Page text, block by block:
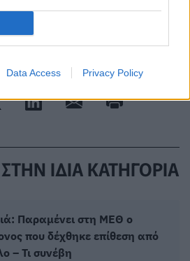
Data Access Privacy Policy
ΙΔΙΑ ΚΑΤΗΓΟΡΙΑ
Παραμένει στη ΜΕΘ ο
που δέχθηκε επίθεση από
– Τι συνέβη